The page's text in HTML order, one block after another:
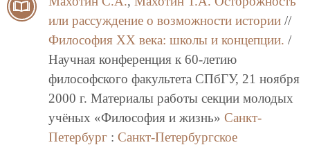
или рассуждение о возможности истории //
Философия XX века: школы и концепции. /
Научная конференция к 60-летию
философского факультета СПбГУ, 21 ноября
2000 г. Материалы работы секции молодых
учёных «Философия и жизнь» Санкт-
Петербург : Санкт-Петербургское